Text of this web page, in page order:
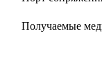
Получаемые